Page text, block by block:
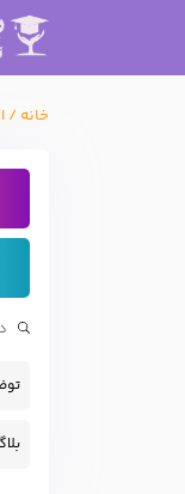
خانه /